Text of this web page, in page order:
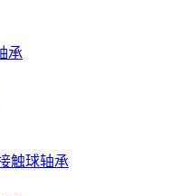
承
触球轴承